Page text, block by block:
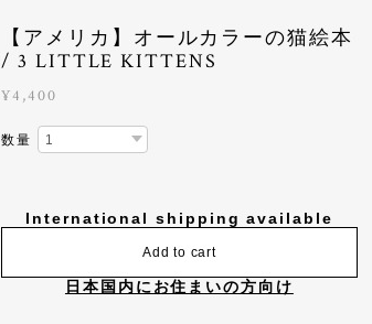
【アメリカ】オールカラーの猫絵本
/ 3 LITTLE KITTENS
¥4,400
数量
International shipping available
Add to cart
日本国内にお住まいの方向け